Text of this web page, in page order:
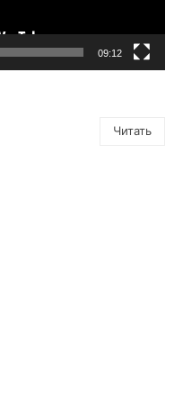
09:12
Читать